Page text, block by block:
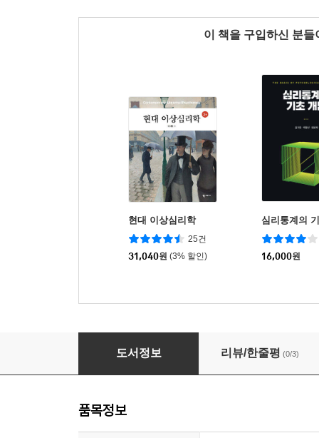
이 책을 구입하신 분
현대 이상심리학
25건
31,040원 (3% 할인)
심리통계의
16,000원
최신 발달심리학
도서정보 리뷰/한줄평 (0/3)
품목정보